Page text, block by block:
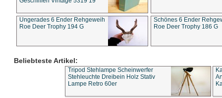
Ungerades 6 Ender Rehgeweih
Roe Deer Trophy 194 G
Schönes 6 Ender
Roe Deer Trophy 186 G
Beliebteste Artikel:
Tripod Stehlampe Scheinwerfer
Stehleuchte Dreibein Holz Stativ
Lampe Retro 60er